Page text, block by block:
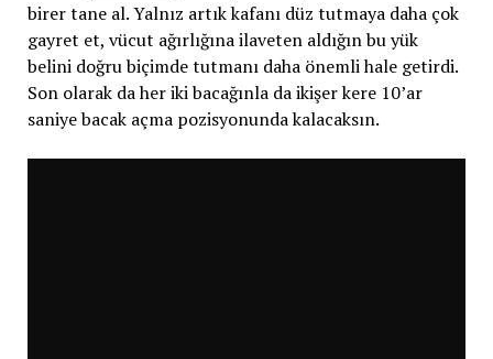
birer tane al. Yalnız artık kafanı düz tutmaya daha çok
gayret et, vücut ağırlığına ilaveten aldığın bu yük
belini doğru biçimde tutmanı daha önemli hale getirdi.
Son olarak da her iki bacağınla da ikişer kere 10’ar
saniye bacak açma pozisyonunda kalacaksın.